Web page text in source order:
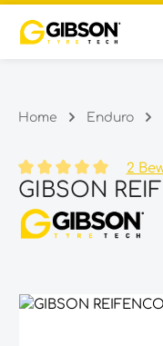
Zum Hauptinhalt
Home Enduro
Durchschnittliche
2
GIBSON
Bildergalerie